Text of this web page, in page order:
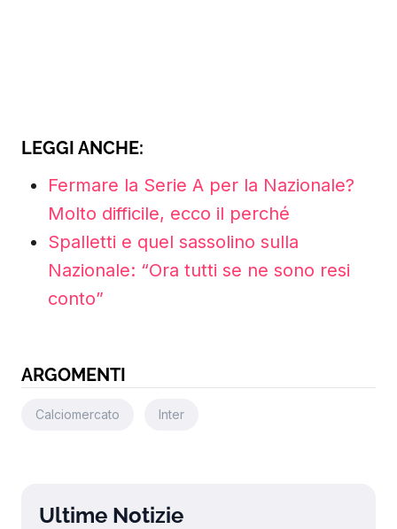
LEGGI ANCHE:
Fermare la Serie A per la Nazionale?
Molto difficile, ecco il perché
Spalletti e quel sassolino sulla
Nazionale: “Ora tutti se ne sono resi
conto”
ARGOMENTI
Calciomercato Inter
Ultime Notizie